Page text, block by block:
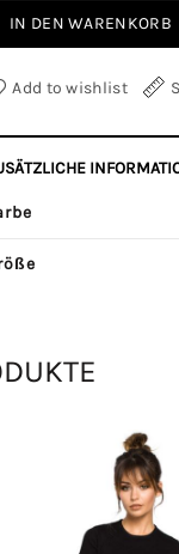
IN DEN WARENKORB
Add to wishlist